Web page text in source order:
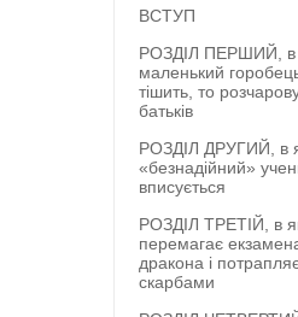
ВСТУП
РОЗДІЛ ПЕРШИЙ, в
маленький
тішить, то
батьків
РОЗДІЛ ДРУГИЙ, в
«безнадійний»
вписується
РОЗДІЛ ТРЕТІЙ, в
перемагає
дракона і
скарбами